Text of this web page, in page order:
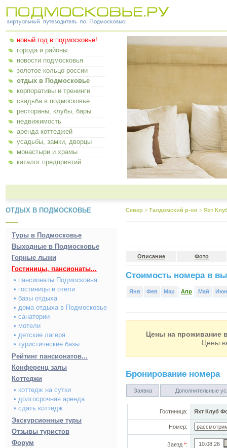
новый год в подмосковье!
города и районы
новости подмосковья
золотое кольцо россии
отдых в Подмосковье
корпоративы и тренинги
свадьба в подмосковье
рестораны, клубы, бары
недвижимость
аренда коттеджей
усадьбы, замки, дворцы
монастыри и храмы
каталог предприятий
ОТДЫХ В ПОДМОСКОВЬЕ
Туры в Подмосковье
Выходные в Подмосковье
Горные лыжи
Гостиницы, пансионаты...
• пансионаты Подмосковья
• гостиницы и отели
• базы отдыха
• дома отдыха в Подмосковье
• санатории
• мотели
• детские лагеря
• туристические базы
Рейтинг пансионатов...
Конференц залы
Коттеджи
• коттедж на сутки
• долгосрочная аренда
• сдать коттедж
Экскурсионные туры
Отзывы туристов
Форум
Север > Талдомский р-он > Яхт
Описание Фото
Стоимость номера в
Янв Фев Мар Апр Май Июн
Цены на проживание
Цены
Бронирование номера
Заявка Дополнительные
Гостиница: Яхт Клуб
Номер:
Заезд *: